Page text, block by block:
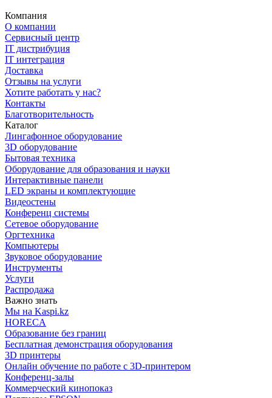
Компания
О компании
Сервисный центр
IT дистрибуция
IT интеграция
Доставка
Отзывы на услуги
Хотите работать у нас?
Контакты
Благотворительность
Каталог
Лингафонное оборудование
3D оборудование
Бытовая техника
Оборудование для образования и науки
Интерактивные панели
LED экраны и комплектующие
Видеостены
Конференц системы
Сетевое оборудование
Оргтехника
Компьютеры
Звуковое оборудование
Инструменты
Услуги
Распродажа
Важно знать
Мы на Kaspi.kz
HORECA
Образование без границ
Бесплатная демонстрация оборудования
3D принтеры
Онлайн обучение по работе с 3D-принтером
Конференц-залы
Коммерческий кинопоказ